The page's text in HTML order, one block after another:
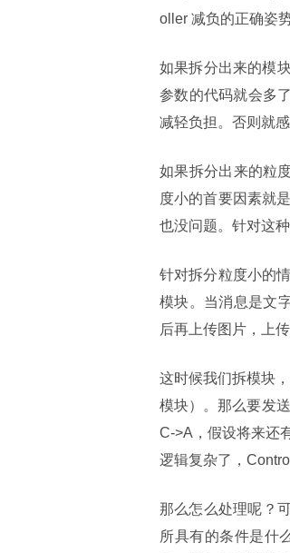
oller 减负的正确姿势
如果拆分出来的模
参数的代码就会多
减轻负担。否则就
如果拆分出来的粒
度小的首要因素就
也没问题。针对这
针对拆分粒度小的
模块。当消息是文
后再上传图片，上
这时候我们拆模块
模块）。那么要发
C->A，假设将来还
逻辑复杂了，
那么怎么处理呢？
所具有的条件是什